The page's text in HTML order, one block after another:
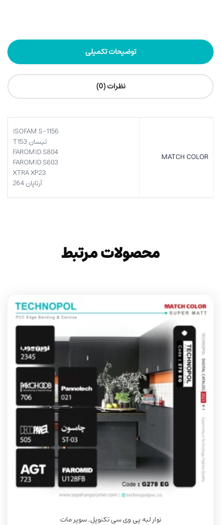
توضیحات تکمیلی
نظرات (0)
MATCH COLOR
ISOFAM S-1156
تیسان T153
FAROMID S804
FAROMID S603
XTRA XP23
آرتاپان 264
محصولات مرتبط
نوار لبه پی وی سی تکنوپل,سوپر مات